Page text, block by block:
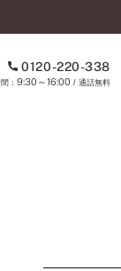
0120-220-338